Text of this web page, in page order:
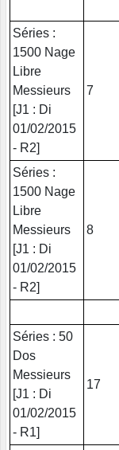
Séries :
1500 Nage
Libre
Messieurs
[J1 : Di
01/02/2015
- R2]
7
Séries :
1500 Nage
Libre
Messieurs
[J1 : Di
01/02/2015
- R2]
8
Séries : 50
Dos
Messieurs
[J1 : Di
01/02/2015
- R1]
17